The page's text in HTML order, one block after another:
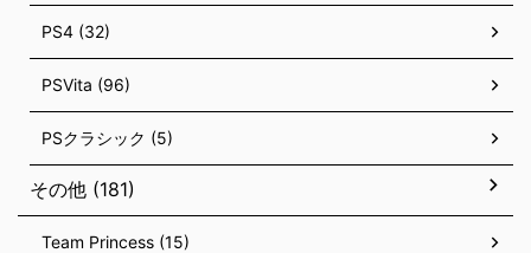
PS4 (32)
PSVita (96)
PSクラシック (5)
その他 (181)
Team Princess (15)